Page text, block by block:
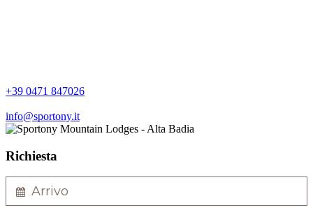
+39 0471 847026
info@sportony.it
Richiesta